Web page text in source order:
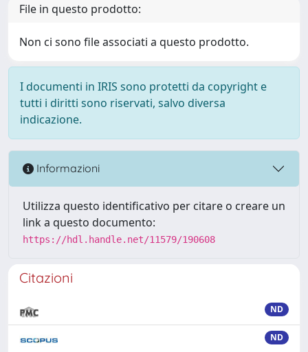
File in questo prodotto:
Non ci sono file associati a questo prodotto.
I documenti in IRIS sono protetti da copyright e
tutti i diritti sono riservati, salvo diversa
indicazione.
Informazioni
Utilizza questo identificativo per citare o creare un
link a questo documento:
https://hdl.handle.net/11579/190608
Citazioni
ND
ND